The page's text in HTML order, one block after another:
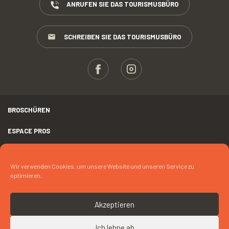
Wir verwenden Cookies, um unsere Website und unseren Service zu
optimieren.
Akzeptieren
ANRUFEN SIE DAS TOURISMUSBÜRO
SCHREIBEN SIE DAS TOURISMUSBÜRO
BROSCHÜREN
ESPACE PROS
RECHTLICHER HINWEIS
FOTOKREDIT
COOKIES